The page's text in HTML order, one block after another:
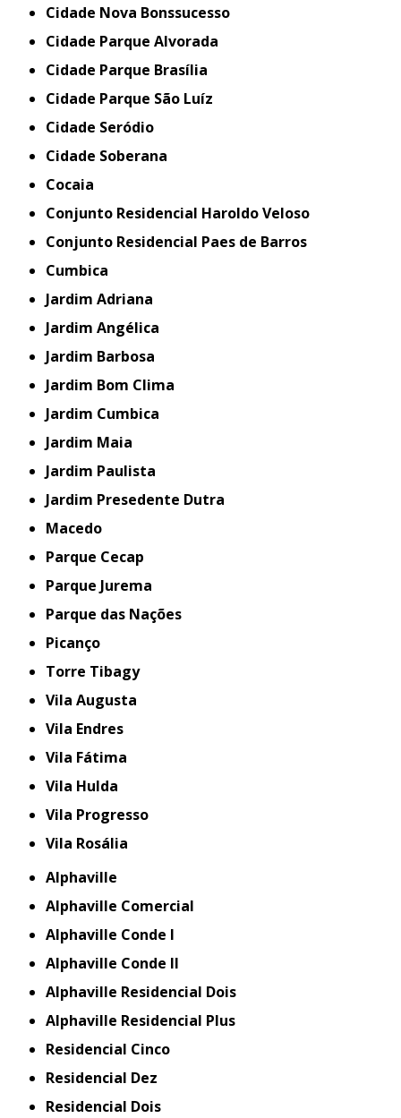
Cidade Nova Bonssucesso
Cidade Parque Alvorada
Cidade Parque Brasília
Cidade Parque São Luíz
Cidade Seródio
Cidade Soberana
Cocaia
Conjunto Residencial Haroldo Veloso
Conjunto Residencial Paes de Barros
Cumbica
Jardim Adriana
Jardim Angélica
Jardim Barbosa
Jardim Bom Clima
Jardim Cumbica
Jardim Maia
Jardim Paulista
Jardim Presedente Dutra
Macedo
Parque Cecap
Parque Jurema
Parque das Nações
Picanço
Torre Tibagy
Vila Augusta
Vila Endres
Vila Fátima
Vila Hulda
Vila Progresso
Vila Rosália
Alphaville
Alphaville Comercial
Alphaville Conde I
Alphaville Conde II
Alphaville Residencial Dois
Alphaville Residencial Plus
Residencial Cinco
Residencial Dez
Residencial Dois